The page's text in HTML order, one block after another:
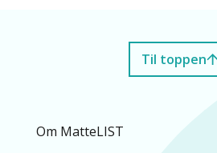
Til toppen
Om MatteLIST